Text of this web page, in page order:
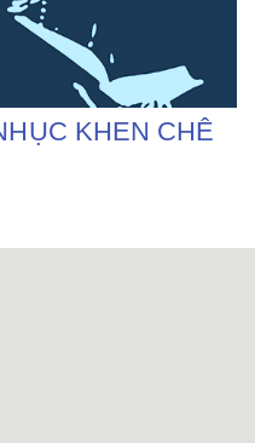
KHEN CHÊ